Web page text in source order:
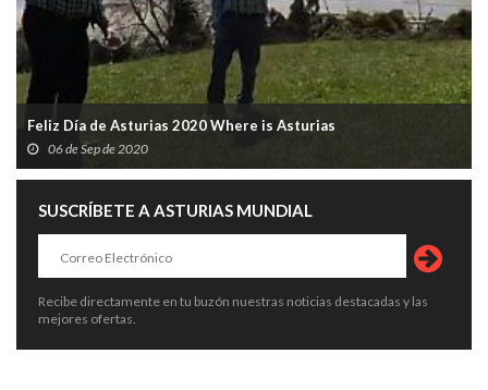
Feliz Día de Asturias 2020 Where is Asturias
06 de Sep de 2020
SUSCRÍBETE A ASTURIAS MUNDIAL
Recibe directamente en tu buzón nuestras noticias destacadas y las
mejores ofertas.